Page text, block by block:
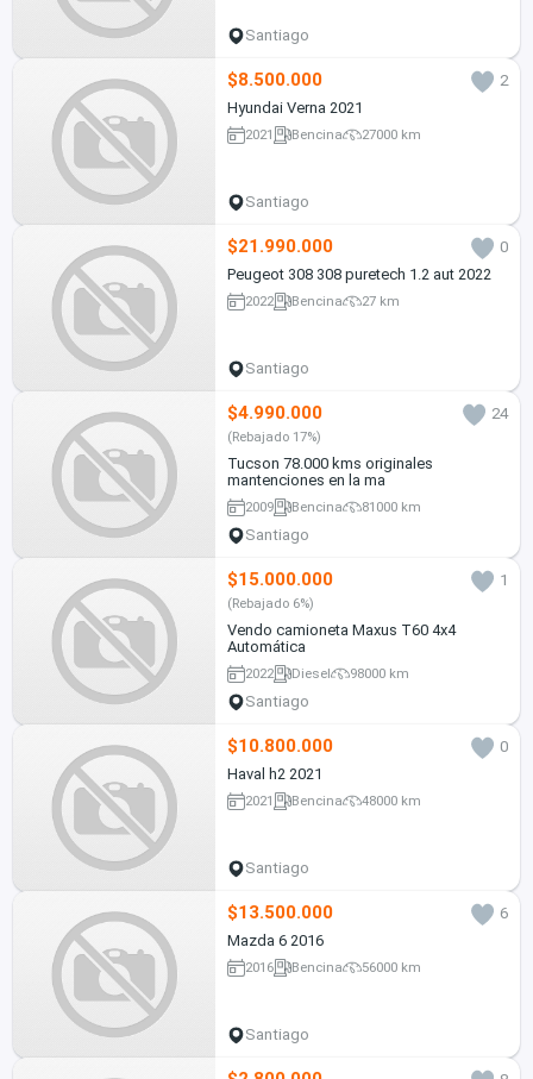
Santiago
$8.500.000
2
Hyundai Verna 2021
2021 Bencina 27000 km
Santiago
$21.990.000
0
Peugeot 308 308 puretech 1.2 aut 2022
2022 Bencina 27 km
Santiago
$4.990.000 24
(Rebajado 17%)
Tucson 78.000 kms originales
mantenciones en la ma
2009 Bencina 81000 km
Santiago
$15.000.000 1
(Rebajado 6%)
Vendo camioneta Maxus T60 4x4
Automática
2022 Diesel 98000 km
Santiago
$10.800.000
0
Haval h2 2021
2021 Bencina 48000 km
Santiago
$13.500.000
6
Mazda 6 2016
2016 Bencina 56000 km
Santiago